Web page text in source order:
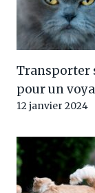
Transporter
pour un
12 janvier 2024